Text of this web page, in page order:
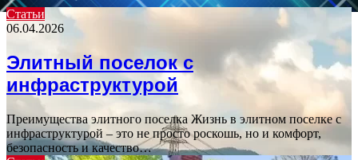
Статьи
06.04.2026
Элитный поселок с
инфраструктурой
Преимущества элитного поселка Жизнь в элитном поселке с
инфраструктурой – это не просто роскошь, но и комфорт,
безопасность и качество…